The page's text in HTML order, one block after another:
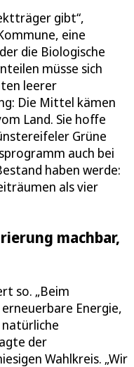
gibt“,
eine
die Biologische
müsse sich
leerer
Die Mittel kämen
Land. Sie hoffe
Grüne
auch bei
haben werde:
als vier
machbar,
so. „Beim
Energie,
der
Wahlkreis. „Wir